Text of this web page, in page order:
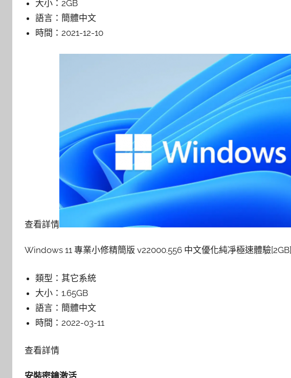
大小：2GB
語言： 簡體中文
時間：2021-12-10
查看詳情
Windows 11 專業小修精簡版 v22000.556 中文優化純凈極速體驗[2GB]
類型： 其它系統
大小：1.65GB
語言： 簡體中文
時間： 2022-03-11
查看詳情